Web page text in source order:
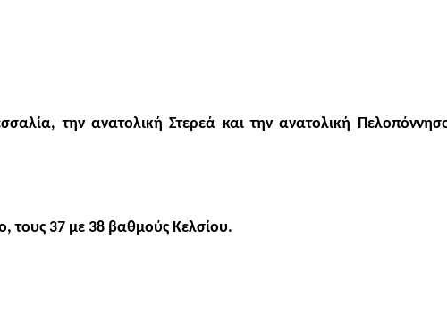
την ανατολική Στερεά και την ανατολική
τους 37 με 38 βαθμούς Κελσίου.